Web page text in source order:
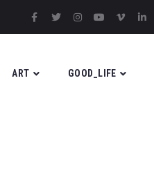
ART GOOD_LIFE